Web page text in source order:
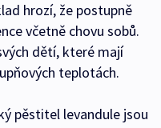
hrozí, že postupně
včetně chovu sobů.
dětí, které mají
teplotách.
pěstitel levandule jsou